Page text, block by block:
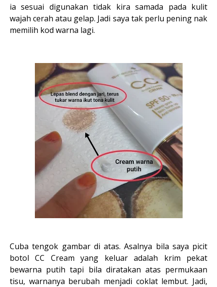
ia sesuai digunakan tidak kira samada pada kulit
wajah cerah atau gelap. Jadi saya tak perlu pening nak
memilih kod warna lagi.
Cuba tengok gambar di atas. Asalnya bila saya picit
botol CC Cream yang keluar adalah krim pekat
bewarna putih tapi bila diratakan atas permukaan
tisu, warnanya berubah menjadi coklat lembut. Jadi,